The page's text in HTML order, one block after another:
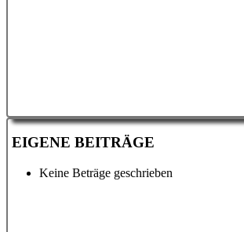
EIGENE BEITRÄGE
Keine Beträge geschrieben